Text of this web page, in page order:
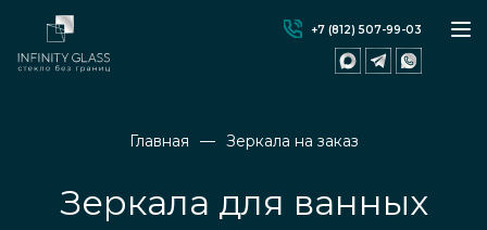
+7 (812) 507-99-03
Главная Зеркала на заказ
Зеркала для ванных